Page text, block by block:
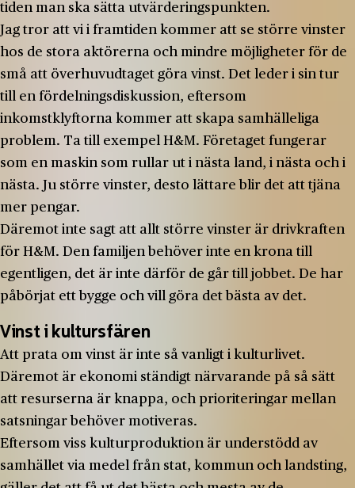
tiden man ska sätta utvärderingspunkten.
Jag tror att vi i framtiden kommer att se större vinster
hos de stora aktörerna och mindre möjligheter för de
små att överhuvudtaget göra vinst. Det leder i sin tur
till en fördelningsdiskussion, eftersom
inkomstklyftorna kommer att skapa samhälleliga
problem. Ta till exempel H&M. Företaget fungerar
som en maskin som rullar ut i nästa land, i nästa och i
nästa. Ju större vinster, desto lättare blir det att tjäna
mer pengar.
Däremot inte sagt att allt större vinster är drivkraften
för H&M. Den familjen behöver inte en krona till
egentligen, det är inte därför de går till jobbet. De har
påbörjat ett bygge och vill göra det bästa av det.
Vinst i kultursfären
Att prata om vinst är inte så vanligt i kulturlivet.
Däremot är ekonomi ständigt närvarande på så sätt
att resurserna är knappa, och prioriteringar mellan
satsningar behöver motiveras.
Eftersom viss kulturproduktion är understödd av
samhället via medel från stat, kommun och landsting,